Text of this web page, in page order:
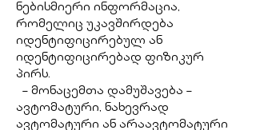
ნებისმიერი ინფორმაცია,
რომელიც უკავშირდება
იდენტიფიცირებულ ან
იდენტიფიცირებად ფიზიკურ
პირს.
– მონაცემთა დამუშავება –
ავტომატური, ნახევრად
ავტომატური ან არაავტომატური